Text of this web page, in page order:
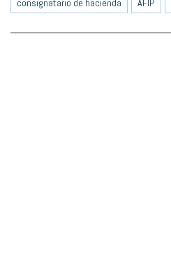
consignatario de hacienda
AFIP